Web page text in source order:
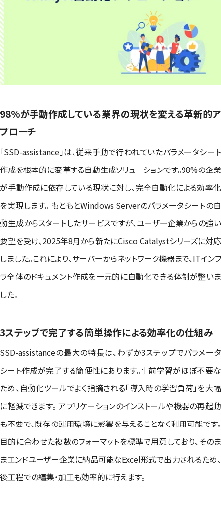
98%が手動作成している業界の現状を変える革新的ア
プローチ
「SSD-assistance」は、従来手動で行われていたパラメータシート
作成を根本的に変革する自動生成ソリューションです。98%の企業
が手動作成に依存している現状に対し、完全自動化による効率化
を実現します。 もともとWindows Serverのパラメータシートの自
動生成からスタートしたサービスですが、ユーザー企業からの強い
要望を受け、2025年8月から新たにCisco Catalystシリーズに対応
しました。これにより、サーバーからネットワーク機器まで、ITインフ
ラ全体のドキュメント作成を一元的に自動化できる体制が整いま
した。
3ステップで完了する簡単操作による効率化の仕組み
SSD-assistanceの最大の特長は、わずか3ステップでパラメータ
シート作成が完了する簡便性にあります。事前学習がほぼ不要な
ため、自動化ツールでよく指摘される「導入時の学習負荷」を大幅
に軽減できます。 アプリケーションのインストールや機器の再起動
も不要で、既存の運用環境に影響を与えることなく利用可能です。
目的に合わせた複数のフォーマットを標準で用意しており、そのま
まエンドユーザー企業に納品可能なExcel形式で出力されるため、
後工程での編集・加工も効率的に行えます。